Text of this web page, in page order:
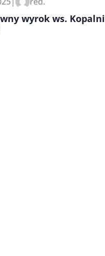
wyrok ws. Kopalni